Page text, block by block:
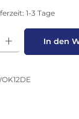
1-3 Tage
Wert ein
In den